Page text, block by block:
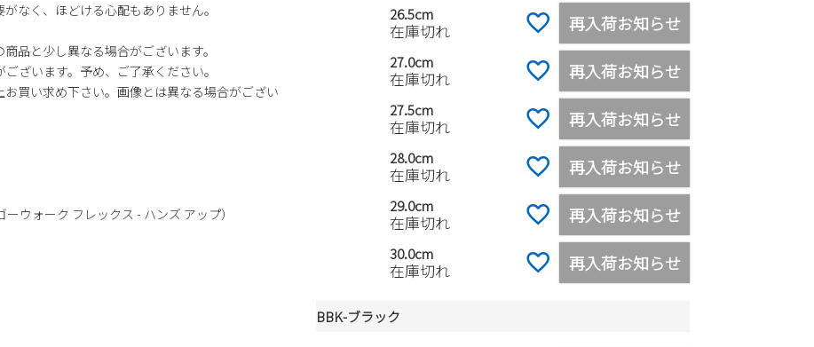
なく、ほどける心配もありません。
品と少し異なる場合がございます。
ざいます。予め、ご了承ください。
買い求め下さい。画像とは異なる場合がござい
ウォーク フレックス - ハンズ アップ）
26.5cm
在庫切れ 再入荷お知らせ
27.0cm
在庫切れ 再入荷お知らせ
27.5cm
在庫切れ 再入荷お知らせ
28.0cm
在庫切れ 再入荷お知らせ
29.0cm
在庫切れ 再入荷お知らせ
30.0cm
在庫切れ 再入荷お知らせ
BBK-ブラック